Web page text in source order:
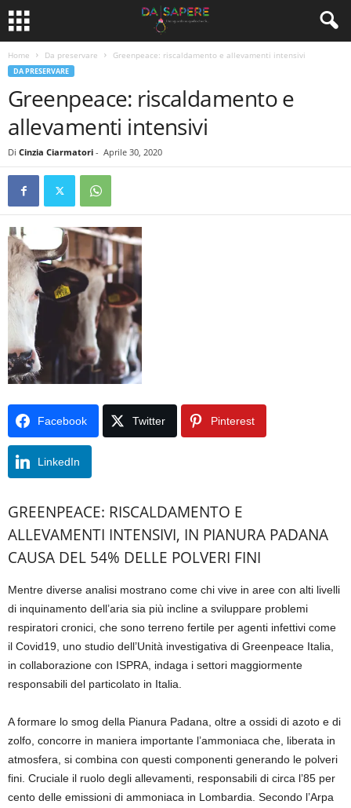
Home Da preservare Greenpeace: riscaldamento e allevamenti intensivi
DA PRESERVARE
Greenpeace: riscaldamento e
allevamenti intensivi
Di Cinzia Ciarmatori - Aprile 30, 2020
Facebook Twitter Pinterest
LinkedIn
GREENPEACE: RISCALDAMENTO E
ALLEVAMENTI INTENSIVI, IN PIANURA PADANA
CAUSA DEL 54% DELLE POLVERI FINI
Mentre diverse analisi mostrano come chi vive in aree con alti livelli
di inquinamento dell’aria sia più incline a sviluppare problemi
respiratori cronici, che sono terreno fertile per agenti infettivi come
il Covid19, uno studio dell’Unità investigativa di Greenpeace Italia,
in collaborazione con ISPRA, indaga i settori maggiormente
responsabili del particolato in Italia.
A formare lo smog della Pianura Padana, oltre a ossidi di azoto e di
zolfo, concorre in maniera importante l’ammoniaca che, liberata in
atmosfera, si combina con questi componenti generando le polveri
fini. Cruciale il ruolo degli allevamenti, responsabili di circa l’85 per
cento delle emissioni di ammoniaca in Lombardia. Secondo l’Arpa